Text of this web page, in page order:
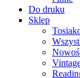
Do druku
Sklep